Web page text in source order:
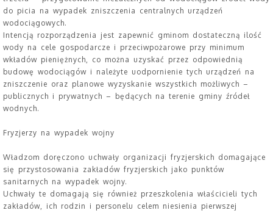
do picia na wypadek zniszczenia centralnych urządzeń
wodociągowych.
Intencją rozporządzenia jest zapewnić gminom dostateczną ilość
wody na cele gospodarcze i przeciwpożarowe przy minimum
wkładów pieniężnych, co można uzyskać przez odpowiednią
budowę wodociągów i należyte uodpornienie tych urządzeń na
zniszczenie oraz planowe wyzyskanie wszystkich możliwych –
publicznych i prywatnych – będących na terenie gminy źródeł
wodnych.
Fryzjerzy na wypadek wojny
Władzom doręczono uchwały organizacji fryzjerskich domagające
się przystosowania zakładów fryzjerskich jako punktów
sanitarnych na wypadek wojny.
Uchwały te domagają się również przeszkolenia właścicieli tych
zakładów, ich rodzin i personelu celem niesienia pierwszej